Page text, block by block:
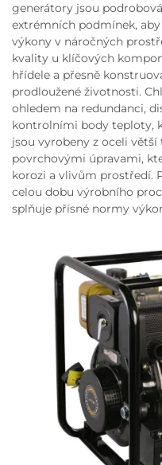
generátory jsou
extrémních podmínek,
výkony v náročných
kvality u klíčových
hřídele a přesně
prodloužené životnosti.
ohledem na redundanci,
kontrolními body teploty,
jsou vyrobeny z oceli
povrchovými úpravami,
korozi a vlivům prostředí.
celou dobu výrobního
splňuje přísné normy